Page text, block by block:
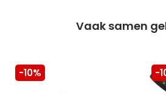
Vaak samen
-10% -